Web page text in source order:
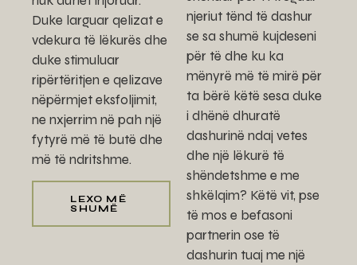
Duke larguar qelizat e
vdekura të lëkurës dhe
duke stimuluar
ripërtëritjen e qelizave
nëpërmjet eksfoljimit,
ne nxjerrim në pah një
fytyrë më të butë dhe
më të ndritshme.
LEXO MË
SHUMË
njeriut tënd të dashur
se sa shumë kujdeseni
për të dhe ku ka
mënyrë më të mirë për
ta bërë këtë sesa duke
i dhënë dhuratë
dashurinë ndaj vetes
dhe një lëkurë të
shëndetshme e me
shkëlqim? Këtë vit, pse
të mos e befasoni
partnerin ose të
dashurin tuaj me një